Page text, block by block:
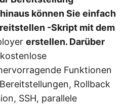
können Sie einfach
-Skript mit dem
erstellen. Darüber
kostenlose
Funktionen
Rollback
SSH, parallele